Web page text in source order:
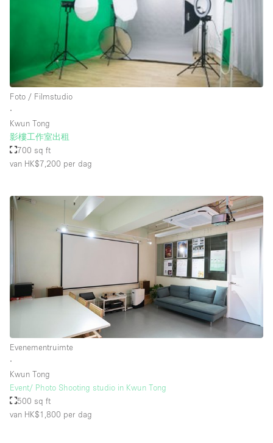
Schitterend uitzicht
Smoking Area
Soundproof
Straatniveau
Toegankelijk voor mensen met handicap
Toiletten
Verlichting
Water Access
Whitebox / Minimaal
Souterrain
Begane grond tuin
Begane grond straatkant
Foto / Filmstudio
∙
Kwun Tong
影樓工作室出租
700 sq ft
van HK$7,200 per dag
Evenementruimte
∙
Kwun Tong
Event/ Photo Shooting studio in Kwun Tong
500 sq ft
van HK$1,800 per dag